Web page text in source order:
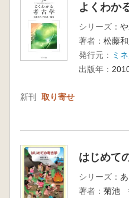
よくわか
シリーズ：
著者： 松藤
発行元： ミ
出版年：
新刊 取り寄せ
はじめて
シリーズ：
著者： 菊池